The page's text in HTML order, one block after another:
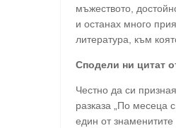
мъжеството,
и останах много
литература, към
Сподели ни цитат
Честно да си
разказа „По месеца
един от